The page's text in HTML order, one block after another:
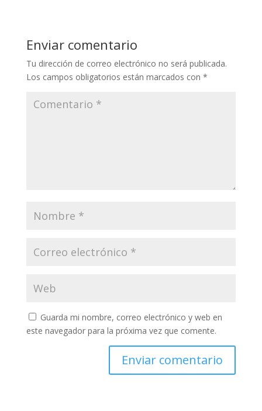
Enviar comentario
Tu dirección de correo electrónico no será publicada.
Los campos obligatorios están marcados con *
Guarda mi nombre, correo electrónico y web en
este navegador para la próxima vez que comente.